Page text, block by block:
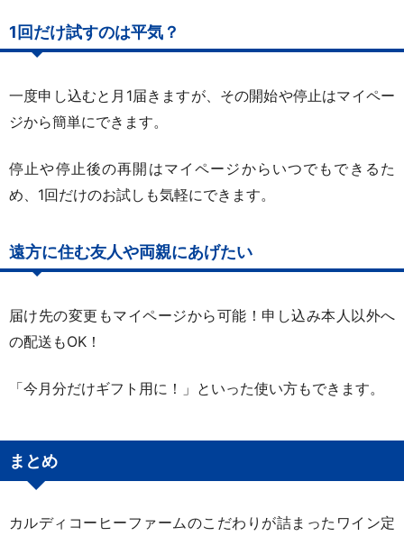
1回だけ試すのは平気？
一度申し込むと月1届きますが、その開始や停止はマイペー
ジから簡単にできます。
停止や停止後の再開はマイページからいつでもできるた
め、1回だけのお試しも気軽にできます。
遠方に住む友人や両親にあげたい
届け先の変更もマイページから可能！申し込み本人以外へ
の配送もOK！
「今月分だけギフト用に！」といった使い方もできます。
まとめ
カルディコーヒーファームのこだわりが詰まったワイン定